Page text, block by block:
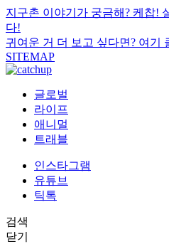
지구촌 이야기가 궁금해? 케찹!
다!
귀여운 거 더 보고 싶다면? 여기
SITEMAP
글로벌
라이프
애니멀
트래블
인스타그램
유튜브
틱톡
검색
닫기